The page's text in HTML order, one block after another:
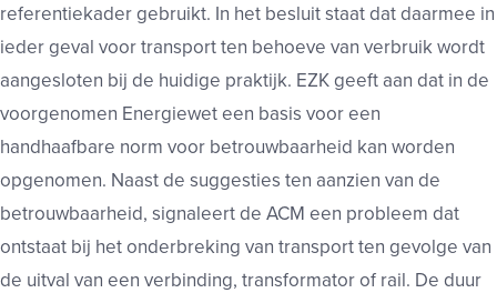
referentiekader gebruikt. In het besluit staat dat daarmee in
ieder geval voor transport ten behoeve van verbruik wordt
aangesloten bij de huidige praktijk. EZK geeft aan dat in de
voorgenomen Energiewet een basis voor een
handhaafbare norm voor betrouwbaarheid kan worden
opgenomen. Naast de suggesties ten aanzien van de
betrouwbaarheid, signaleert de ACM een probleem dat
ontstaat bij het onderbreking van transport ten gevolge van
de uitval van een verbinding, transformator of rail. De duur